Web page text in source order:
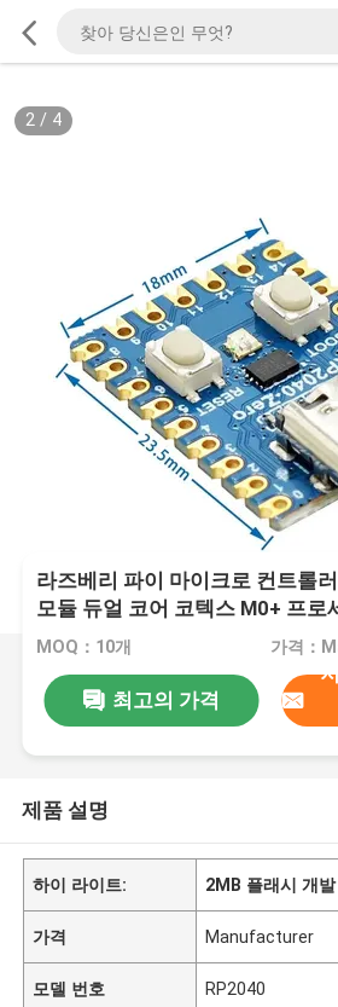
3/ 4
라즈베리 파이 마이크로 컨트롤
모듈 듀얼 코어 코텍스 M0+ 프로
MOQ：10개 가격：
최고의 가격
제품 설명
하이 라이트: 2MB 플래시 개
가격 Manufacturer
모델 번호 RP2040